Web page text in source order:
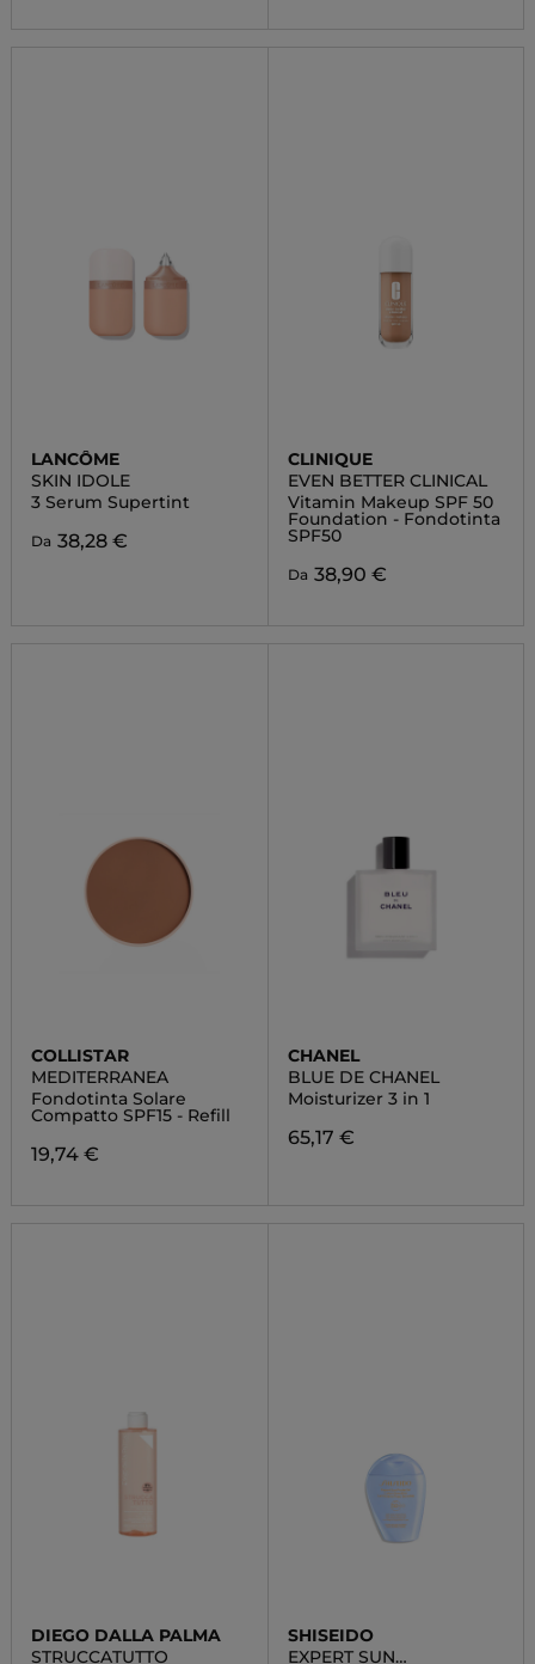
LANCÔME
SKIN IDOLE
3 Serum Supertint
Da 38,28 €
CLINIQUE
EVEN BETTER CLINICAL
Vitamin Makeup SPF 50
Foundation - Fondotinta
SPF50
Da 38,90 €
COLLISTAR
MEDITERRANEA
Fondotinta Solare
Compatto SPF15 - Refill
19,74 €
CHANEL
BLUE DE CHANEL
Moisturizer 3 in 1
65,17 €
DIEGO DALLA PALMA
STRUCCATUTTO
SHISEIDO
EXPERT SUN